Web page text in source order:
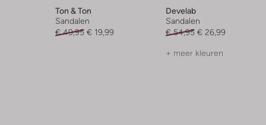
Ton & Ton
Sandalen
€ 49,95 € 19,99
Develab
Sandalen
€ 54,95 € 26,99
+ meer kleuren